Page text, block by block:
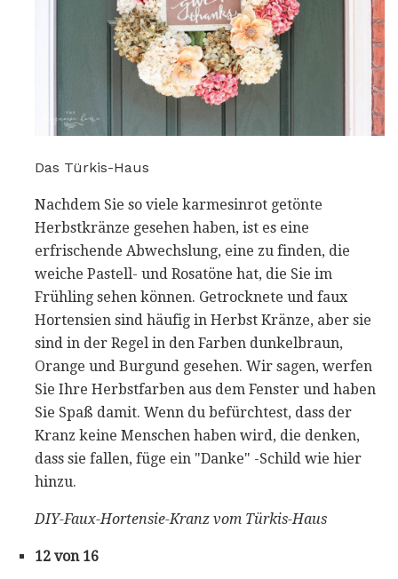
Das Türkis-Haus
Nachdem Sie so viele karmesinrot getönte
Herbstkränze gesehen haben, ist es eine
erfrischende Abwechslung, eine zu finden, die
weiche Pastell- und Rosatöne hat, die Sie im
Frühling sehen können. Getrocknete und faux
Hortensien sind häufig in Herbst Kränze, aber sie
sind in der Regel in den Farben dunkelbraun,
Orange und Burgund gesehen. Wir sagen, werfen
Sie Ihre Herbstfarben aus dem Fenster und haben
Sie Spaß damit. Wenn du befürchtest, dass der
Kranz keine Menschen haben wird, die denken,
dass sie fallen, füge ein "Danke" -Schild wie hier
hinzu.
DIY-Faux-Hortensie-Kranz vom Türkis-Haus
12 von 16